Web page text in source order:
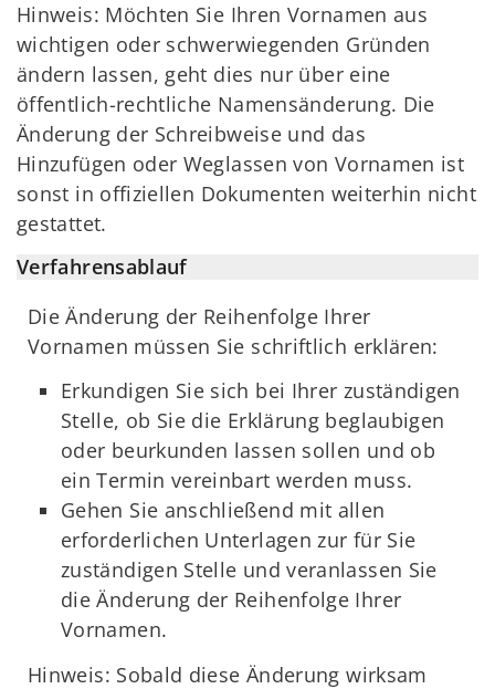
Hinweis: Möchten Sie Ihren Vornamen aus
wichtigen oder schwerwiegenden Gründen
ändern lassen, geht dies nur über eine
öffentlich-rechtliche Namensänderung. Die
Änderung der Schreibweise und das
Hinzufügen oder Weglassen von Vornamen ist
sonst in offiziellen Dokumenten weiterhin nicht
gestattet.
Verfahrensablauf
Die Änderung der Reihenfolge Ihrer
Vornamen müssen Sie schriftlich erklären:
Erkundigen Sie sich bei Ihrer zuständigen
Stelle, ob Sie die Erklärung beglaubigen
oder beurkunden lassen sollen und ob
ein Termin vereinbart werden muss.
Gehen Sie anschließend mit allen
erforderlichen Unterlagen zur für Sie
zuständigen Stelle und veranlassen Sie
die Änderung der Reihenfolge Ihrer
Vornamen.
Hinweis: Sobald diese Änderung wirksam